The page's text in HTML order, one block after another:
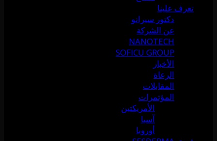
تعرف علينا
دكتور سيرانو
عن الشركة
NANOTECH
SOFICU GROUP
الأخبار
الرعاة
المقابلات
المؤتمرات
الأمريكتين
آسيا
أوروبا